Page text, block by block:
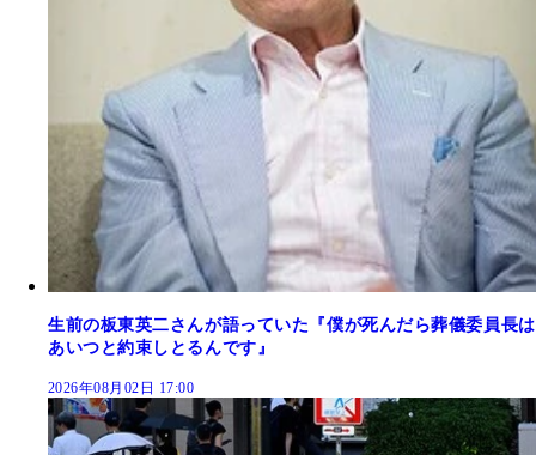
生前の板東英二さんが語っていた『僕が死んだら葬儀委員長は
あいつと約束しとるんです』
2026年08月02日 17:00